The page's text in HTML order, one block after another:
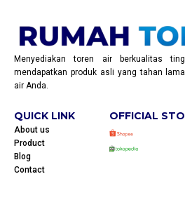
Menyediakan toren air berkualitas
mendapatkan produk asli yang tahan
air Anda.
QUICK LINK
About us
Product
Blog
Contact
OFFICIAL